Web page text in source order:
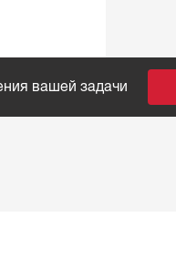
вашей задачи